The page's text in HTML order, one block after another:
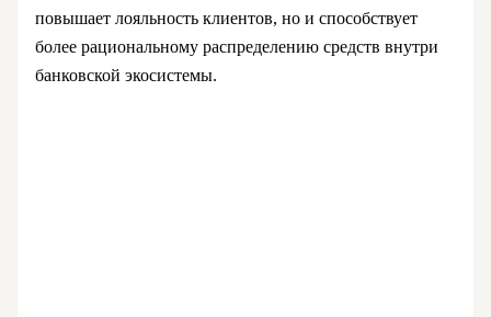
повышает лояльность клиентов, но и способствует
более рациональному распределению средств внутри
банковской экосистемы.